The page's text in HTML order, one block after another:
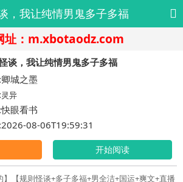
，我让纯情男鬼多子多福
址：m.xbotaodz.com
谈，我让纯情男鬼多子多福
城之墨
灵异
眼看书
08-06T19:59:31
开始阅读
】【规则怪谈+多子多福+男全洁+国运+爽文+直播